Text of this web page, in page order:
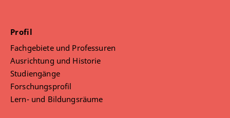
Profil
Fachgebiete und Professuren
Ausrichtung und Historie
Studiengänge
Forschungsprofil
Lern- und Bildungsräume